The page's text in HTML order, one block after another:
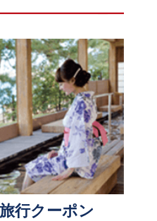
行クーポン